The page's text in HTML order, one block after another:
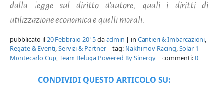
dalla legge sul diritto d'autore, quali i diritti di
utilizzazione economica e quelli morali.
pubblicato il20 Febbraio 2015daadmin | in Cantieri & Imbarcazioni,
Regate & Eventi,Servizi & Partner | tag: Nakhimov Racing,Solar 1
Montecarlo Cup,Team Beluga Powered By Sinergy | commenti:0
CONDIVIDI QUESTO ARTICOLO SU: